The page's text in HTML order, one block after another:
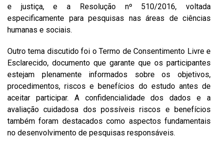
e justiça, e a Resolução nº 510/2016, voltada
especificamente para pesquisas nas áreas de ciências
humanas e sociais.
Outro tema discutido foi o Termo de Consentimento Livre e
Esclarecido, documento que garante que os participantes
estejam plenamente informados sobre os objetivos,
procedimentos, riscos e benefícios do estudo antes de
aceitar participar. A confidencialidade dos dados e a
avaliação cuidadosa dos possíveis riscos e benefícios
também foram destacados como aspectos fundamentais
no desenvolvimento de pesquisas responsáveis.